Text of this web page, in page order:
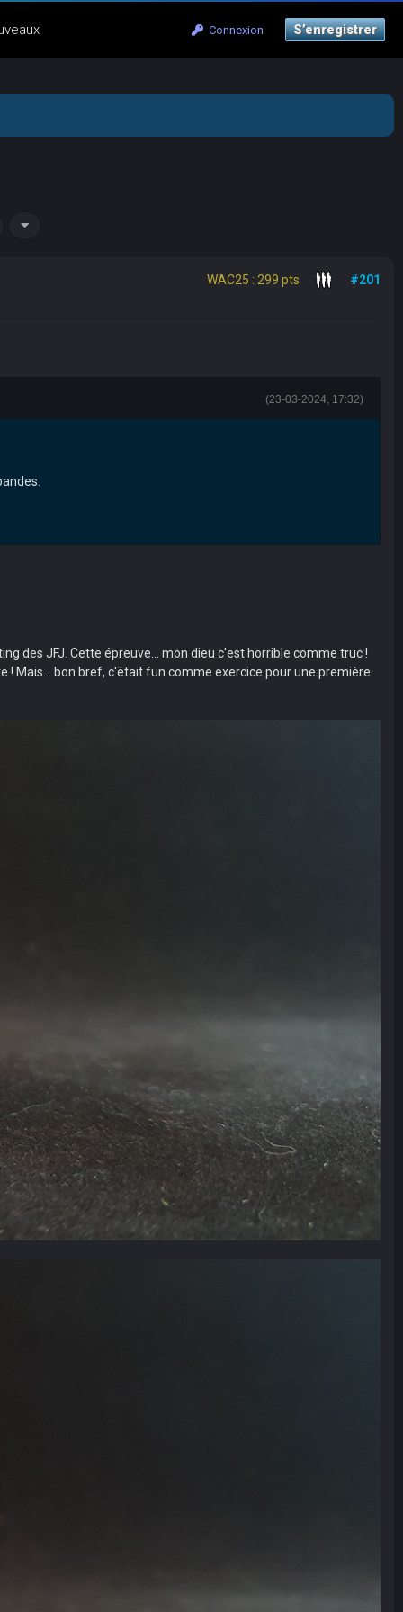
Connexion S’enregistrer
WAC25 : 299 pts #201
(23-03-2024, 17:32)
des JFJ. Cette épreuve... mon dieu c'est horrible comme truc !
! Mais... bon bref, c'était fun comme exercice pour une première